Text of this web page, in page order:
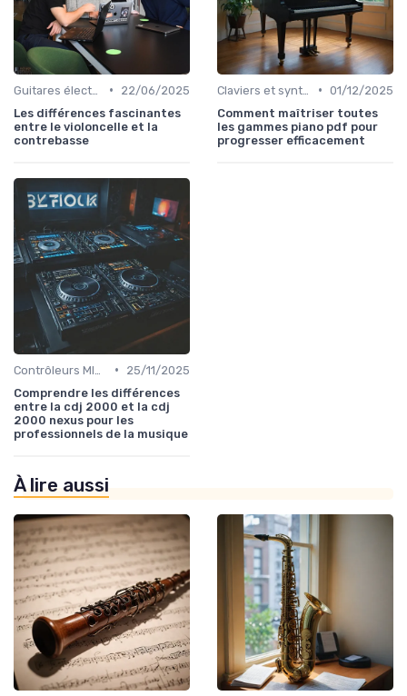
•
22/06/2025
Les différences fascinantes
entre le violoncelle et la
contrebasse
• 01/12/2025
Comment maîtriser toutes
les gammes piano pdf pour
progresser efficacement
•
25/11/2025
Comprendre les différences
entre la cdj 2000 et la cdj
2000 nexus pour les
professionnels de la musique
À lire aussi